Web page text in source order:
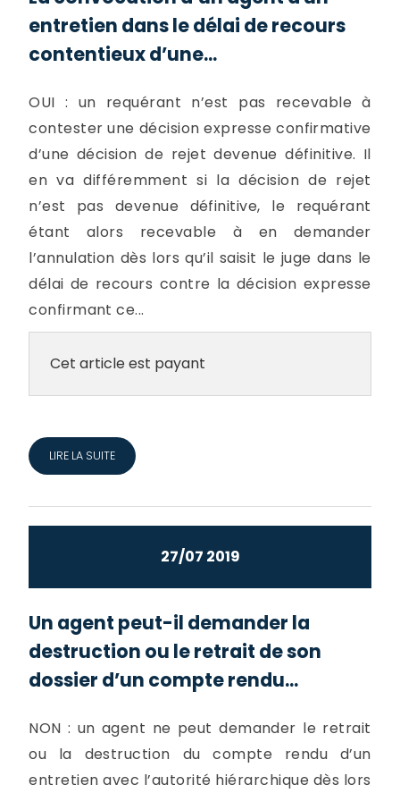
entretien dans le délai de recours
contentieux d’une...
OUI : un requérant n’est pas recevable à
contester une décision expresse confirmative
d’une décision de rejet devenue définitive. Il
en va différemment si la décision de rejet
n’est pas devenue définitive, le requérant
étant alors recevable à en demander
l’annulation dès lors qu’il saisit le juge dans le
délai de recours contre la décision expresse
confirmant ce...
Cet article est payant
LIRE LA SUITE
27/07 2019
Un agent peut-il demander la
destruction ou le retrait de son
dossier d’un compte rendu...
NON : un agent ne peut demander le retrait
ou la destruction du compte rendu d’un
entretien avec l’autorité hiérarchique dès lors